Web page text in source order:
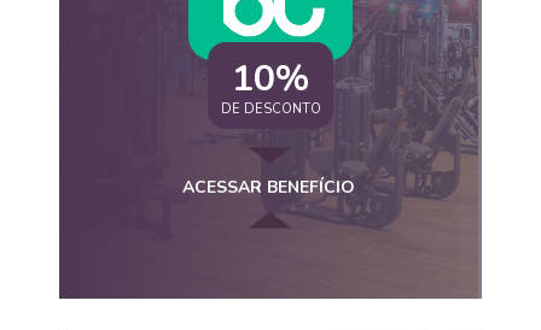
10%
DE DESCONTO
ACESSAR BENEFÍCIO